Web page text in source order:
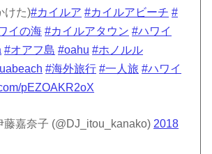
けた)#カイルア #カイルアビーチ #
イの海 #カイルアタウン #ハワイ
#オアフ島 #oahu #ホノルル
#海外旅行 #一人旅 #ハワイ
pEZOAKR2oX
嘉奈子 (@DJ_itou_kanako) 2018